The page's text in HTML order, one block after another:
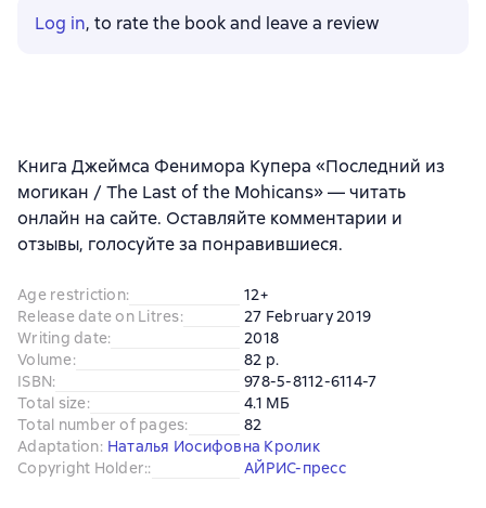
Log in, to rate the book and leave a review
Книга Джеймса Фенимора Купера «Последний из
могикан / The Last of the Mohicans» — читать
онлайн на сайте. Оставляйте комментарии и
отзывы, голосуйте за понравившиеся.
Age restriction:
12+
Release date on Litres:
27 February 2019
Writing date:
2018
Volume:
82 p.
ISBN:
978-5-8112-6114-7
Total size:
4.1 МБ
Total number of pages:
82
Adaptation: Наталья Иосифовна Кролик
Copyright Holder:: АЙРИС-пресс